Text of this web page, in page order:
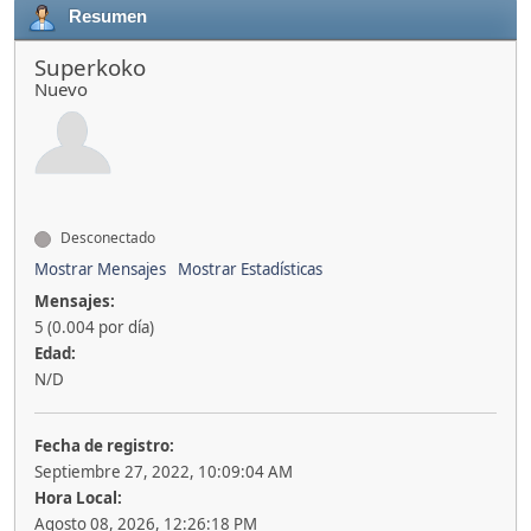
Resumen
Superkoko
Nuevo
Desconectado
Mostrar Mensajes
Mostrar Estadísticas
Mensajes:
5 (0.004 por día)
Edad:
N/D
Fecha de registro:
Septiembre 27, 2022, 10:09:04 AM
Hora Local:
Agosto 08, 2026, 12:26:18 PM